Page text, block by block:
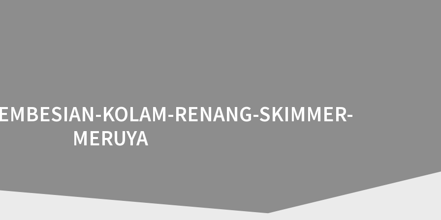
KOLAM-RENANG-SKIMMER-
MERUYA